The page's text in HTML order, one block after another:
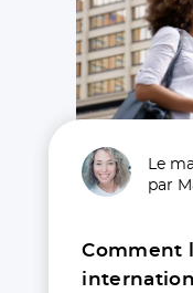
Le
par
Comment